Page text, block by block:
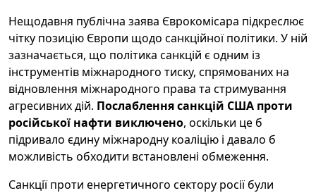
Нещодавня публічна заява Єврокомісара підкреслює
чітку позицію Європи щодо санкційної політики. У ній
зазначається, що політика санкцій є одним із
інструментів міжнародного тиску, спрямованих на
відновлення міжнародного права та стримування
агресивних дій. Послаблення санкцій США проти
російської нафти виключено, оскільки це б
підривало єдину міжнародну коаліцію і давало б
можливість обходити встановлені обмеження.
Санкції проти енергетичного сектору росії були